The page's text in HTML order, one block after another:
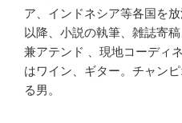
ア、インドネシア等各国を
以降、小説の執筆、雑誌寄
兼アテンド 、現地コーディ
はワイン、ギター。チャン
る男。